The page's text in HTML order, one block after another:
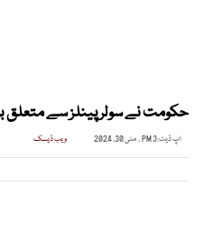
حکومت نے سولر پینلز سے متعلق
اپ ڈیٹ:3 PM , مئی 30, 2024 ویب ڈیسک